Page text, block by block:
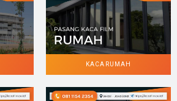
KACA RUMAH